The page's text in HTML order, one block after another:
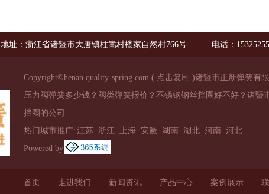
地址：浙江省诸暨市大唐镇柱嵩村楼家自然村766号 电话：
Copyright©henan.quality-spring.com ( 点击复制 )诸暨市正新弹簧有限
压力阀弹簧多少钱？阀类弹簧报价？不锈钢钢丝挡圈好不好？诸
挡圈的公司
热门城市推广: 江苏 浙江 上海 安徽 湖南 湖北 河南 河北
Powered by
首页 走进我们 新闻资讯 产品中心 案例展示